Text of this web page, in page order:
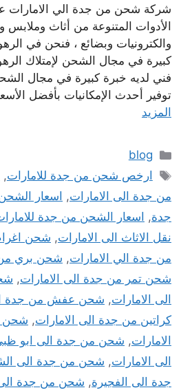
شركة شحن من جدة الي
الأدوات المتنوعة من أثاث
والكترونيات وبضائع ، فنحن في
كبيرة في مجال الشحن لإمتلاك
فني لديه خبرة كبيرة في مجال
توفير أحدث الإمكانيات بأفضل
المزيد
التصنيفات
blog
الوسوم
ارخص شحن من جدة للامارات,
من جدة الى الامارات, اسعار
جدة, اسعار الشحن من جدة
نقل الاثاث الى الامارات, شحن
من جدة الي الامارات, شحن بري من
شحن تمر من جدة الى الامارات,
الى الامارات, شحن عفش من جدة
كراتين من جدة الى الامارات, شحن
الامارات, شحن من جدة الى ابو
الى الامارات, شحن من جدة الى
جدة الى الفجيرة, شحن من جدة الى